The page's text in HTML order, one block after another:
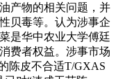
产物的相关问题，并
贝毒等。认为涉事企
是华中农业大学傅廷
费者权益。涉事市场
陈皮不合适T/GXAS